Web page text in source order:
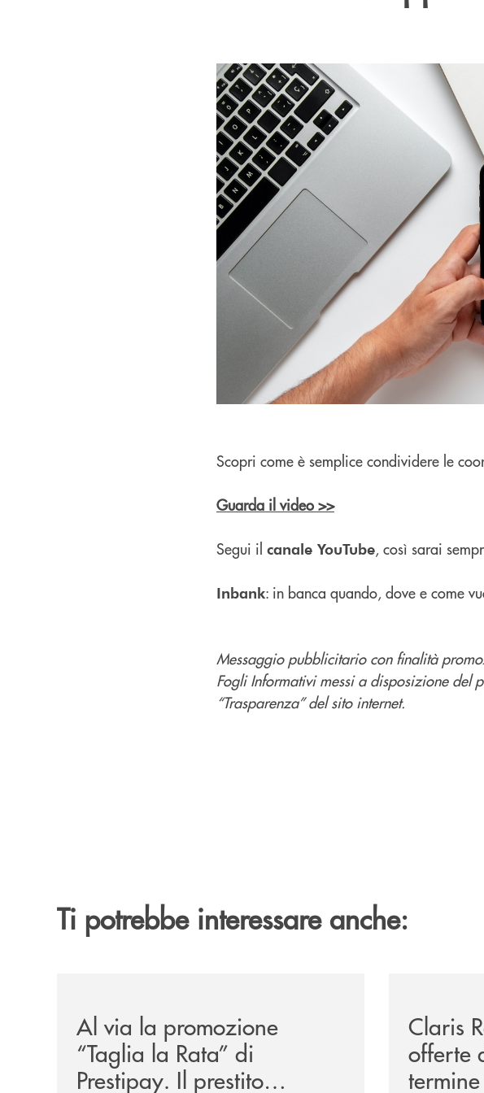
Scopri come è semplice condividere le
Guarda il video >>
Segui il canale YouTube, così sarai
Inbank: in banca quando, dove e come
Messaggio pubblicitario con finalità
Fogli Informativi messi a disposizione del
“Trasparenza” del sito internet.
Ti potrebbe interessare anche:
Al via la promozione
“Taglia la Rata” di
Prestipay. Il prestito
Claris
offerte